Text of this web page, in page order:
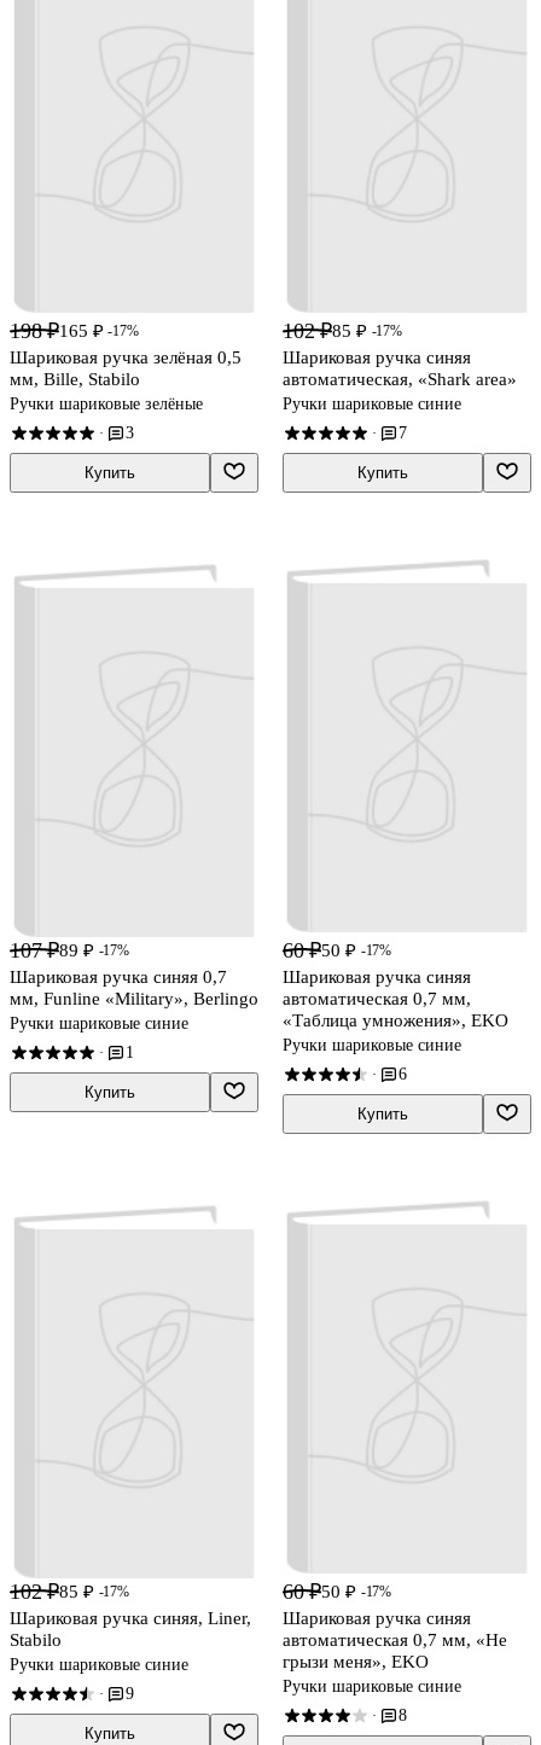
198 ₽165 ₽ -17%
Шариковая ручка зелёная 0,5
мм, Bille, Stabilo
Ручки шариковые зелёные
· 3
Купить
102 ₽85 ₽ -17%
Шариковая ручка синяя
автоматическая, «Shark area»
Ручки шариковые синие
· 7
Купить
107 ₽89 ₽ -17%
Шариковая ручка синяя 0,7
мм, Funline «Military», Berlingo
Ручки шариковые синие
· 1
Купить
60 ₽50 ₽ -17%
Шариковая ручка синяя
автоматическая 0,7 мм,
«Таблица умножения», EKO
Ручки шариковые синие
· 6
Купить
102 ₽85 ₽ -17%
Шариковая ручка синяя, Liner,
Stabilo
Ручки шариковые синие
· 9
Купить
60 ₽50 ₽ -17%
Шариковая ручка синяя
автоматическая 0,7 мм, «Не
грызи меня», EKO
Ручки шариковые синие
· 8